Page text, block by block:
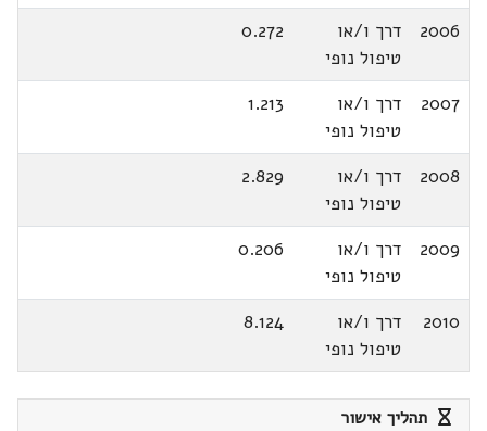
2006
דרך ו/או
טיפול נופי
0.272
2007
דרך ו/או
טיפול נופי
1.213
2008
דרך ו/או
טיפול נופי
2.829
2009
דרך ו/או
טיפול נופי
0.206
2010
דרך ו/או
טיפול נופי
8.124
תהליך אישור